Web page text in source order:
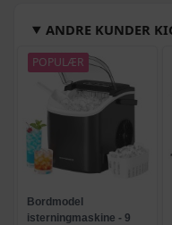
ANDRE KUNDER
POPULÆR
Bordmodel
isterningmaskine - 9